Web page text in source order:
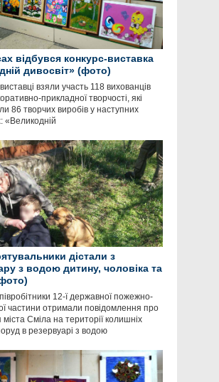
відбувся конкурс-виставка
дивосвіт» (фото)
взяли участь 118 вихованців
прикладної творчості, які
86 творчих виробів у наступних
«Великодній
дістали з
з водою дитину, чоловіка та
12-ї державної пожежно-
частини отримали повідомлення про
Сміла на території колишніх
в резервуарі з водою